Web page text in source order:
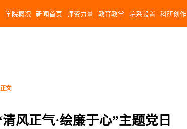
学院概况 新闻首页 师资力量 教育教学 院系设置 科研创作
正文
风正气·绘廉于心”主题党日